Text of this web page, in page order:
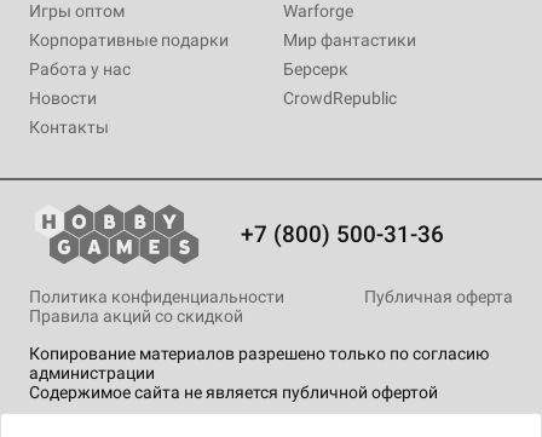
Игры оптом
Корпоративные подарки
Работа у нас
Новости
Контакты
Warforge
Мир фантастики
Берсерк
CrowdRepublic
+7 (800) 500-31-36
Копирование материалов разрешено только по согласию
администрации
Содержимое сайта не является публичной офертой
Политика конфиденциальности
Публичная оферта
Правила акций со скидкой